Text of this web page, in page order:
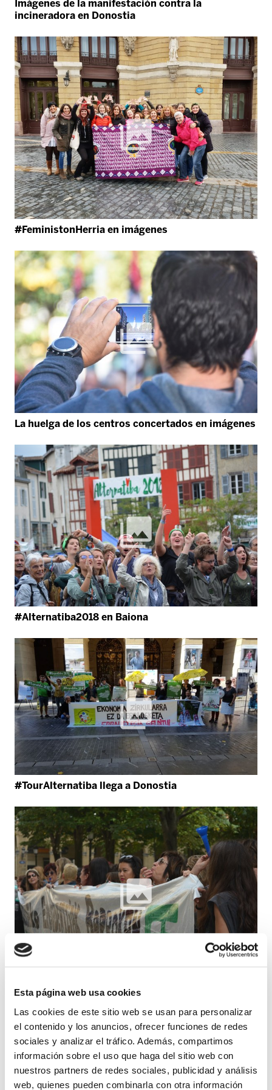
Esta página web usa cookies
Las cookies de este sitio web se usan para personalizar
el contenido y los anuncios, ofrecer funciones de redes
sociales y analizar el tráfico. Además, compartimos
información sobre el uso que haga del sitio web con
nuestros partners de redes sociales, publicidad y análisis
web, quienes pueden combinarla con otra información
Imágenes de la manifestación contra la
incineradora en Donostia
#FeministonHerria en imágenes
La huelga de los centros concertados en imágenes
#Alternatiba2018 en Baiona
#TourAlternatiba llega a Donostia
#erresidentziakborrokan